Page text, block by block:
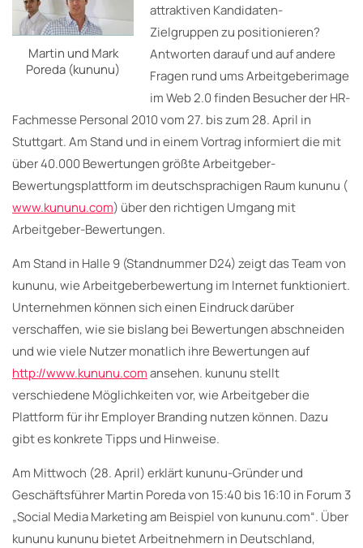
Martin und Mark
Poreda (kununu)
attraktiven Kandidaten-
Zielgruppen zu positionieren?
Antworten darauf und auf andere
Fragen rund ums Arbeitgeberimage
im Web 2.0 finden Besucher der HR-
Fachmesse Personal 2010 vom 27. bis zum 28. April in
Stuttgart. Am Stand und in einem Vortrag informiert die mit
über 40.000 Bewertungen größte Arbeitgeber-
Bewertungsplattform im deutschsprachigen Raum kununu (
www.kununu.com) über den richtigen Umgang mit
Arbeitgeber-Bewertungen.
Am Stand in Halle 9 (Standnummer D24) zeigt das Team von
kununu, wie Arbeitgeberbewertung im Internet funktioniert.
Unternehmen können sich einen Eindruck darüber
verschaffen, wie sie bislang bei Bewertungen abschneiden
und wie viele Nutzer monatlich ihre Bewertungen auf
http://www.kununu.comansehen. kununu stellt
verschiedene Möglichkeiten vor, wie Arbeitgeber die
Plattform für ihr Employer Branding nutzen können. Dazu
gibt es konkrete Tipps und Hinweise.
Am Mittwoch (28. April) erklärt kununu-Gründer und
Geschäftsführer Martin Poreda von 15:40 bis 16:10 in Forum 3
„Social Media Marketing am Beispiel von kununu.com“. Über
kununu kununu bietet Arbeitnehmern in Deutschland,